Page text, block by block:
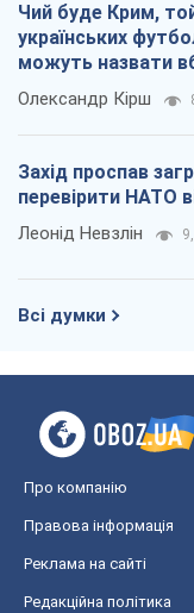
Чий буде Крим,
українських
можуть назвати
Олександр Кірш
Захід проспав
перевірити НАТО
Леонід Невзлін
Всі думки
Про компанію
Правова інформація
Реклама на сайті
Редакційна політика